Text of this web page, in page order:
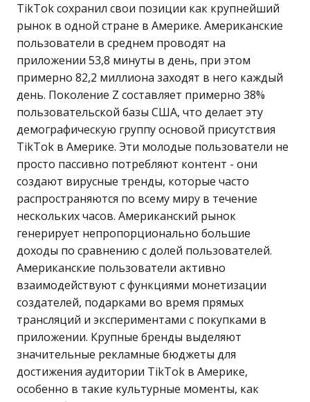
TikTok сохранил свои позиции как крупнейший
рынок в одной стране в Америке. Американские
пользователи в среднем проводят на
приложении 53,8 минуты в день, при этом
примерно 82,2 миллиона заходят в него каждый
день. Поколение Z составляет примерно 38%
пользовательской базы США, что делает эту
демографическую группу основой присутствия
TikTok в Америке. Эти молодые пользователи не
просто пассивно потребляют контент - они
создают вирусные тренды, которые часто
распространяются по всему миру в течение
нескольких часов. Американский рынок
генерирует непропорционально большие
доходы по сравнению с долей пользователей.
Американские пользователи активно
взаимодействуют с функциями монетизации
создателей, подарками во время прямых
трансляций и экспериментами с покупками в
приложении. Крупные бренды выделяют
значительные рекламные бюджеты для
достижения аудитории TikTok в Америке,
особенно в такие культурные моменты, как